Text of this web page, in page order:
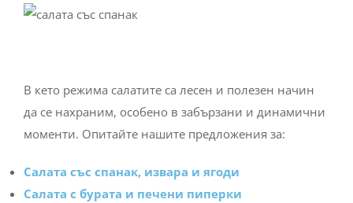
В кето режима салатите са лесен и полезен начин
да се нахраним, особено в забързани и динамични
моменти. Опитайте нашите предложения за:
Салата със спанак, извара и ягоди
Салата с бурата и печени пиперки